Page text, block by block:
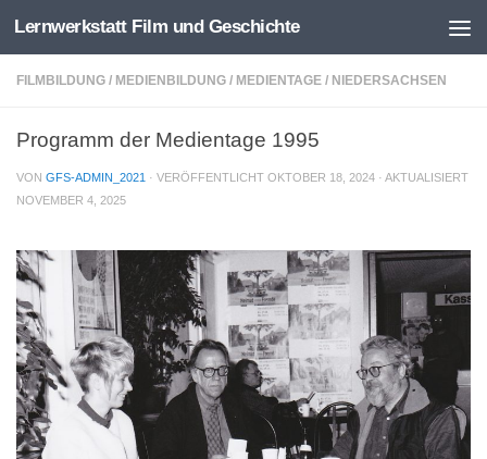
Zum Inhalt springen
Lernwerkstatt Film und Geschichte
FILMBILDUNG / MEDIENBILDUNG / MEDIENTAGE / NIEDERSACHSEN
Programm der Medientage 1995
VON GFS-ADMIN_2021 · VERÖFFENTLICHT OKTOBER 18, 2024 · AKTUALISIERT
NOVEMBER 4, 2025